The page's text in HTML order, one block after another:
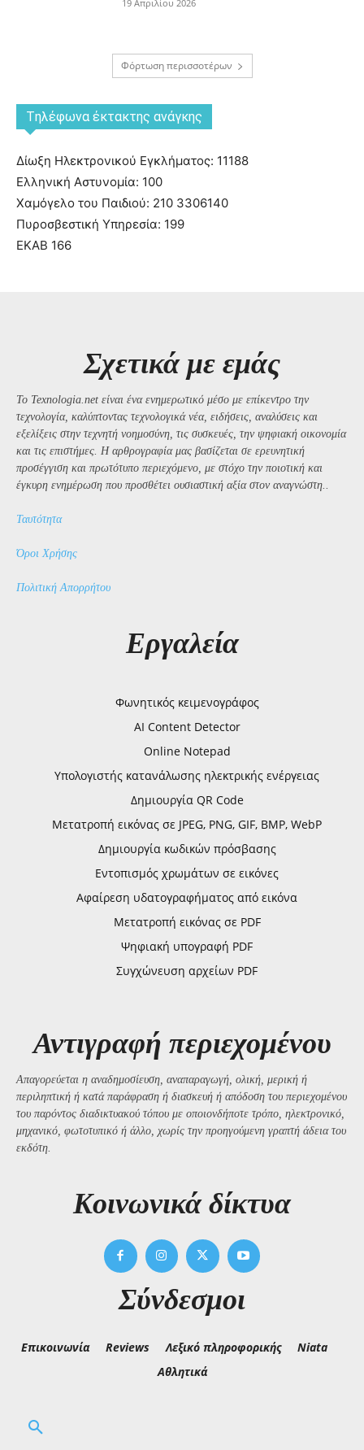
19 Απριλίου 2026
Φόρτωση περισσοτέρων
Tηλέφωνα έκτακτης ανάγκης
Δίωξη Ηλεκτρονικού Εγκλήματος: 11188
Ελληνική Αστυνομία: 100
Χαμόγελο του Παιδιού: 210 3306140
Πυροσβεστική Υπηρεσία: 199
ΕΚΑΒ 166
Σχετικά με εμάς
Το Texnologia.net είναι ένα ενημερωτικό μέσο με επίκεντρο την
τεχνολογία, καλύπτοντας τεχνολογικά νέα, ειδήσεις, αναλύσεις και
εξελίξεις στην τεχνητή νοημοσύνη, τις συσκευές, την ψηφιακή οικονομία
και τις επιστήμες. Η αρθρογραφία μας βασίζεται σε ερευνητική
προσέγγιση και πρωτότυπο περιεχόμενο, με στόχο την ποιοτική και
έγκυρη ενημέρωση που προσθέτει ουσιαστική αξία στον αναγνώστη..
Ταυτότητα
Όροι Χρήσης
Πολιτική Απορρήτου
Εργαλεία
Φωνητικός κειμενογράφος
AI Content Detector
Online Notepad
Υπολογιστής κατανάλωσης ηλεκτρικής ενέργειας
Δημιουργία QR Code
Μετατροπή εικόνας σε JPEG, PNG, GIF, BMP, WebP
Δημιουργία κωδικών πρόσβασης
Εντοπισμός χρωμάτων σε εικόνες
Αφαίρεση υδατογραφήματος από εικόνα
Μετατροπή εικόνας σε PDF
Ψηφιακή υπογραφή PDF
Συγχώνευση αρχείων PDF
Αντιγραφή περιεχομένου
Απαγορεύεται η αναδημοσίευση, αναπαραγωγή, ολική, μερική ή
περιληπτική ή κατά παράφραση ή διασκευή ή απόδοση του περιεχομένου
του παρόντος διαδικτυακού τόπου με οποιονδήποτε τρόπο, ηλεκτρονικό,
μηχανικό, φωτοτυπικό ή άλλο, χωρίς την προηγούμενη γραπτή άδεια του
εκδότη.
Kοινωνικά δίκτυα
Σύνδεσμοι
Επικοινωνία Reviews Λεξικό πληροφορικής
Niata
Αθλητικά